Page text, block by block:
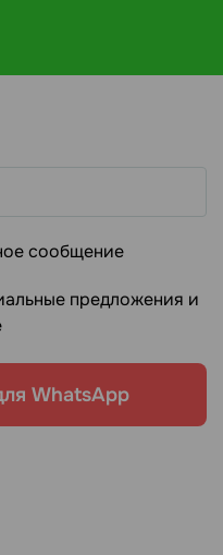
сообщение
предложения и
WhatsApp